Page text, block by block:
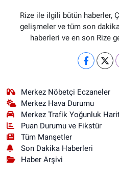
Rize ile ilgili bütün haberler,
gelişmeler ve tüm son
haberleri ve en son Rize
Merkez Nöbetçi Eczaneler
Merkez Hava Durumu
Merkez Trafik Yoğunluk
Puan Durumu ve Fikstür
Tüm Manşetler
Son Dakika Haberleri
Haber Arşivi